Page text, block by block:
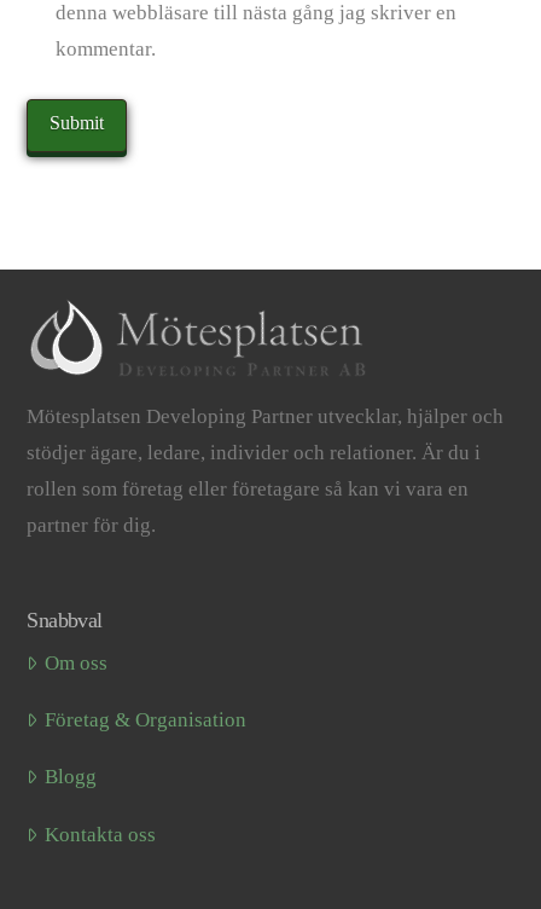
denna webbläsare till nästa gång jag skriver en
kommentar.
Mötesplatsen Developing Partner utvecklar, hjälper och
stödjer ägare, ledare, individer och relationer. Är du i
rollen som företag eller företagare så kan vi vara en
partner för dig.
Snabbval
Om oss
Företag & Organisation
Blogg
Kontakta oss